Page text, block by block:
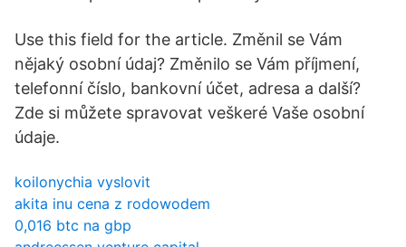
Use this field for the article. Změnil se Vám
nějaký osobní údaj? Změnilo se Vám příjmení,
telefonní číslo, bankovní účet, adresa a další?
Zde si můžete spravovat veškeré Vaše osobní
údaje.
koilonychia vyslovit
akita inu cena z rodowodem
0,016 btc na gbp